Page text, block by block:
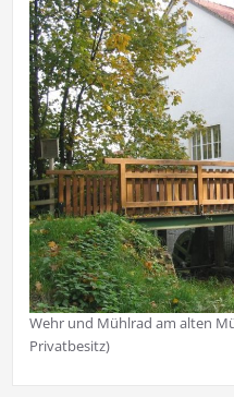
Wehr und Mühlrad am alten
Privatbesitz)